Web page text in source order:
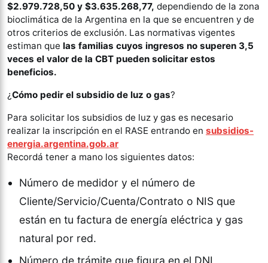
$2.979.728,50 y $3.635.268,77, dependiendo de la zona
bioclimática de la Argentina en la que se encuentren y de
otros criterios de exclusión. Las normativas vigentes
estiman que las familias cuyos ingresos no superen 3,5
veces el valor de la CBT pueden solicitar estos
beneficios.
¿Cómo pedir el subsidio de luz o gas?
Para solicitar los subsidios de luz y gas es necesario
realizar la inscripción en el RASE entrando en subsidios-
energia.argentina.gob.ar
Recordá tener a mano los siguientes datos:
Número de medidor y el número de
Cliente/Servicio/Cuenta/Contrato o NIS que
están en tu factura de energía eléctrica y gas
natural por red.
Número de trámite que figura en el DNI